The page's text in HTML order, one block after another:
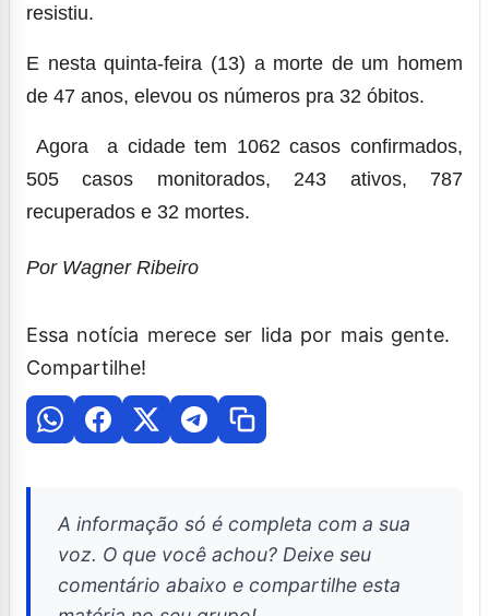
resistiu.
E nesta quinta-feira (13) a morte de um homem
de 47 anos, elevou os números pra 32 óbitos.
Agora a cidade tem 1062 casos confirmados,
505 casos monitorados, 243 ativos, 787
recuperados e 32 mortes.
Por Wagner Ribeiro
Essa notícia merece ser lida por mais gente.
Compartilhe!
A informação só é completa com a sua
voz. O que você achou? Deixe seu
comentário abaixo e compartilhe esta